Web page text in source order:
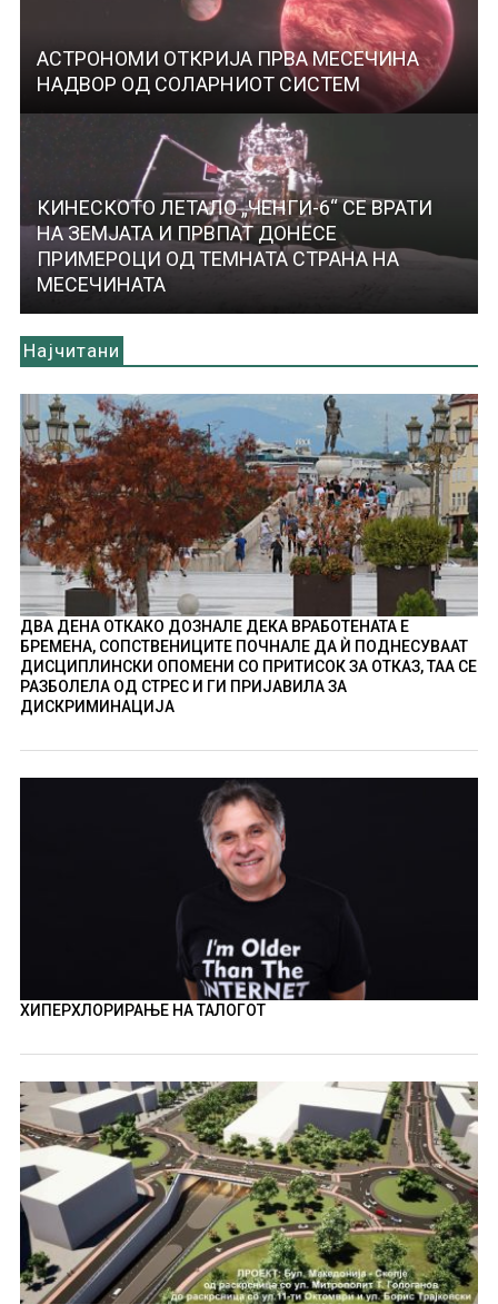
АСТРОНОМИ ОТКРИЈА ПРВА МЕСЕЧИНА
НАДВОР ОД СОЛАРНИОТ СИСТЕМ
КИНЕСКОТО ЛЕТАЛО „ЧЕНГИ-6“ СЕ ВРАТИ
НА ЗЕМЈАТА И ПРВПАТ ДОНЕСЕ
ПРИМЕРОЦИ ОД ТЕМНАТА СТРАНА НА
МЕСЕЧИНАТА
Најчитани
ДВА ДЕНА ОТКАКО ДОЗНАЛЕ ДЕКА ВРАБОТЕНАТА Е
БРЕМЕНА, СОПСТВЕНИЦИТЕ ПОЧНАЛЕ ДА Ѝ ПОДНЕСУВААТ
ДИСЦИПЛИНСКИ ОПОМЕНИ СО ПРИТИСОК ЗА ОТКАЗ, ТАА СЕ
РАЗБОЛЕЛА ОД СТРЕС И ГИ ПРИЈАВИЛА ЗА
ДИСКРИМИНАЦИЈА
ХИПЕРХЛОРИРАЊЕ НА ТАЛОГОТ